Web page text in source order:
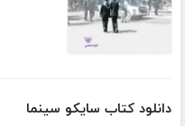
دانلود کتاب سایکو سینما